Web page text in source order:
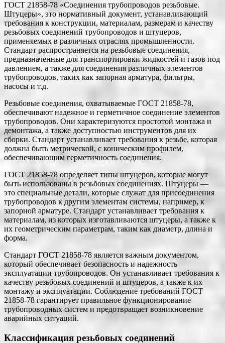
ГОСТ 21858-78 «Соединения трубопроводов резьбовые.
Штуцеры», это нормативный документ, устанавливающий
требования к конструкции, материалам, размерам и качеству
резьбовых соединений трубопроводов и штуцеров,
применяемых в различных отраслях промышленности.
Стандарт распространяется на резьбовые соединения,
предназначенные для транспортировки жидкостей и газов под
давлением, а также для соединения различных элементов
трубопроводов, таких как запорная арматура, фильтры,
насосы и т.д.
Резьбовые соединения, охватываемые ГОСТ 21858-78,
обеспечивают надежное и герметичное соединение элементов
трубопроводов. Они характеризуются простотой монтажа и
демонтажа, а также доступностью инструментов для их
сборки. Стандарт устанавливает требования к резьбе, которая
должна быть метрической, с коническим профилем,
обеспечивающим герметичность соединения.
ГОСТ 21858-78 определяет типы штуцеров, которые могут
быть использованы в резьбовых соединениях. Штуцеры —
это специальные детали, которые служат для присоединения
трубопроводов к другим элементам системы, например, к
запорной арматуре. Стандарт устанавливает требования к
материалам, из которых изготавливаются штуцеры, а также к
их геометрическим параметрам, таким как диаметр, длина и
форма.
Стандарт ГОСТ 21858-78 является важным документом,
который обеспечивает безопасность и надежность
эксплуатации трубопроводов. Он устанавливает требования к
качеству резьбовых соединений и штуцеров, а также к их
монтажу и эксплуатации. Соблюдение требований ГОСТ
21858-78 гарантирует правильное функционирование
трубопроводных систем и предотвращает возникновение
аварийных ситуаций.
Классификация резьбовых соединений